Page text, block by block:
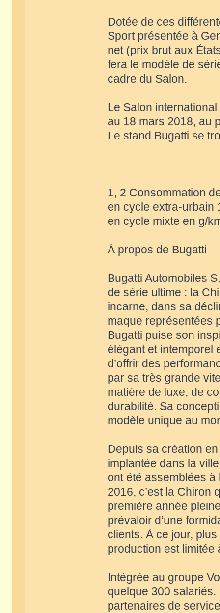
Dotée de ces
Sport présentée à
net (prix brut aux
fera le modèle de
cadre du Salon.
Le Salon
au 18 mars 2018, au
Le stand Bugatti se
1, 2 Consommation
en cycle extra-urbain
en cycle mixte en g/
À propos de Bugatti
Bugatti Automobiles
de série ultime : la
incarne, dans sa
maque représentées
Bugatti puise son
élégant et intemporel
d’offrir des
par sa très grande
matière de luxe, de
durabilité. Sa
modèle unique au
Depuis sa création
implantée dans la
ont été assemblées à
2016, c’est la Chiron
première année
prévaloir d’une
clients. À ce jour,
production est limitée
Intégrée au groupe
quelque 300 salariés.
partenaires de